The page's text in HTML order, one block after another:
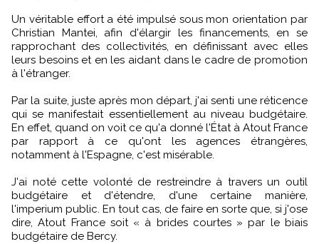
Un véritable effort a été impulsé sous mon orientation par
Christian Mantei, afin d'élargir les financements, en se
rapprochant des collectivités, en définissant avec elles
leurs besoins et en les aidant dans le cadre de promotion
à l'étranger.
Par la suite, juste après mon départ, j'ai senti une réticence
qui se manifestait essentiellement au niveau budgétaire.
En effet, quand on voit ce qu'a donné l'État à Atout France
par rapport à ce qu'ont les agences étrangères,
notamment à l'Espagne, c'est misérable.
J'ai noté cette volonté de restreindre à travers un outil
budgétaire et d'étendre, d'une certaine manière,
l'imperium public. En tout cas, de faire en sorte que, si j'ose
dire, Atout France soit « à brides courtes » par le biais
budgétaire de Bercy.